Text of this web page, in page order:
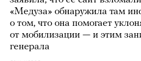
«Медуза» обнаружила там
о том, что она помогает
от мобилизации — и этим
генерала